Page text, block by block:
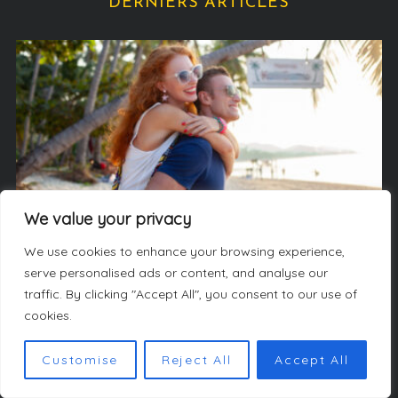
We value your privacy
We use cookies to enhance your browsing experience,
serve personalised ads or content, and analyse our
traffic. By clicking "Accept All", you consent to our use of
cookies.
Customise Reject All Accept All
r
i
e
s
DERNIERS ARTICLES
Escapade
Voyage all inclusive : profitez de vacances 100 %